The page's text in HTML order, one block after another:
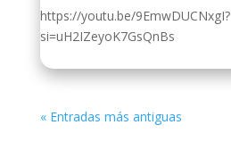
https://youtu.be/9EmwDUCNxgI?
si=uH2IZeyoK7GsQnBs
« Entradas más antiguas